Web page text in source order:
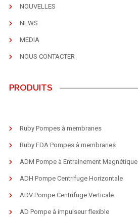
NOUVELLES
NEWS
MEDIA
NOUS CONTACTER
PRODUITS
Ruby Pompes à membranes
Ruby FDA Pompes à membranes
ADM Pompe à Entrainement Magnétique
ADH Pompe Centrifuge Horizontale
ADV Pompe Centrifuge Verticale
AD Pompe à impulseur flexible